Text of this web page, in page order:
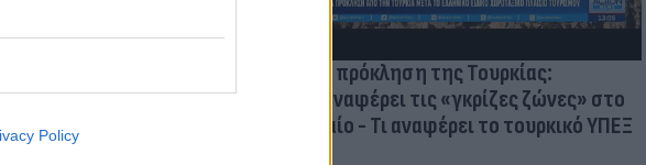
Policy
Νέα πρόκληση της Τουρκίας:
Επαναφέρει τις «γκρίζες ζώνες» στο
Αιγαίο - Τι αναφέρει το τουρκικό ΥΠΕΞ